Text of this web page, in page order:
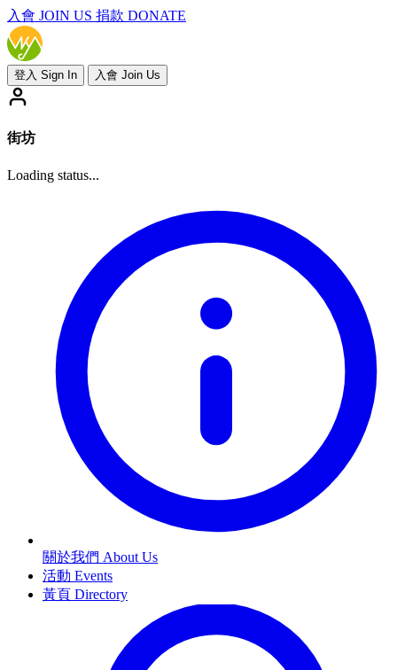
入會 JOIN US 捐款 DONATE
登入 Sign In 入會 Join Us
街坊
Loading status...
關於我們 About Us
活動 Events
黃頁 Directory